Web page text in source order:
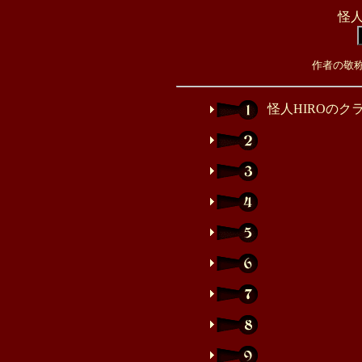
怪
作者の敬
怪人HIROのク